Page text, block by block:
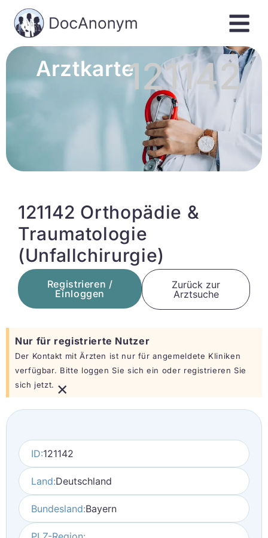
Arztkarte121142
121142 Orthopädie &
Traumatologie
(Unfallchirurgie)
Registrieren /
Einloggen
Zurück zur
Arztsuche
Nur für registrierte Nutzer
Der Kontakt mit Ärzten ist nur für angemeldete Kliniken
verfügbar. Bitte loggen Sie sich ein oder registrieren Sie
sich jetzt. ×
ID:121142
Land:Deutschland
Bundesland:Bayern